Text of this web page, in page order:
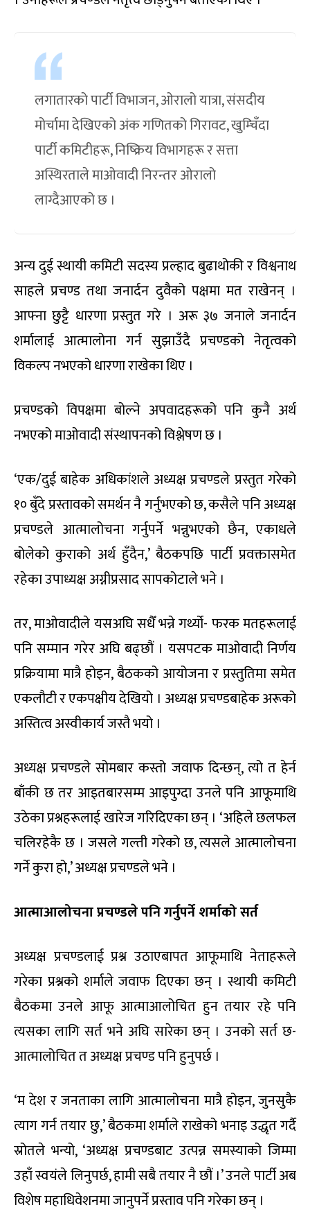
लगातारको पार्टी विभाजन, ओरालो यात्रा, संसदीय
मोर्चामा देखिएको अंक गणितको गिरावट, खुम्चिँदा
पार्टी कमिटीहरू, निष्क्रिय विभागहरू र सत्ता
अस्थिरताले माओवादी निरन्तर ओरालो
लाग्दैआएको छ ।
अन्य दुई स्थायी कमिटी सदस्य प्रल्हाद बुढाथोकी र विश्वनाथ
साहले प्रचण्ड तथा जनार्दन दुवैको पक्षमा मत राखेनन् ।
आफ्ना छुट्टै धारणा प्रस्तुत गरे । अरू ३७ जनाले जनार्दन
शर्मालाई आत्मालोना गर्न सुझाउँदै प्रचण्डको नेतृत्वको
विकल्प नभएको धारणा राखेका थिए ।
प्रचण्डको विपक्षमा बोल्ने अपवादहरूको पनि कुनै अर्थ
नभएको माओवादी संस्थापनको विश्लेषण छ ।
‘एक/दुई बाहेक अधिकांशले अध्यक्ष प्रचण्डले प्रस्तुत गरेको
१० बुँदे प्रस्तावको समर्थन नै गर्नुभएको छ, कसैले पनि अध्यक्ष
प्रचण्डले आत्मालोचना गर्नुपर्ने भन्नुभएको छैन, एकाधले
बोलेको कुराको अर्थ हुँदैन,’ बैठकपछि पार्टी प्रवक्तासमेत
रहेका उपाध्यक्ष अग्नीप्रसाद सापकोटाले भने ।
तर, माओवादीले यसअघि सधैँ भन्ने गर्थ्यो- फरक मतहरूलाई
पनि सम्मान गरेर अघि बढ्छौं । यसपटक माओवादी निर्णय
प्रक्रियामा मात्रै होइन, बैठकको आयोजना र प्रस्तुतिमा समेत
एकलौटी र एकपक्षीय देखियो । अध्यक्ष प्रचण्डबाहेक अरूको
अस्तित्व अस्वीकार्य जस्तै भयो ।
अध्यक्ष प्रचण्डले सोमबार कस्तो जवाफ दिन्छन्, त्यो त हेर्न
बाँकी छ तर आइतबारसम्म आइपुग्दा उनले पनि आफूमाथि
उठेका प्रश्नहरूलाई खारेज गरिदिएका छन् । ‘अहिले छलफल
चलिरहेकै छ । जसले गल्ती गरेको छ, त्यसले आत्मालोचना
गर्ने कुरा हो,’ अध्यक्ष प्रचण्डले भने ।
आत्माआलोचना प्रचण्डले पनि गर्नुपर्ने शर्माको सर्त
अध्यक्ष प्रचण्डलाई प्रश्न उठाएबापत आफूमाथि नेताहरूले
गरेका प्रश्नको शर्माले जवाफ दिएका छन् । स्थायी कमिटी
बैठकमा उनले आफू आत्माआलोचित हुन तयार रहे पनि
त्यसका लागि सर्त भने अघि सारेका छन् । उनको सर्त छ-
आत्मालोचित त अध्यक्ष प्रचण्ड पनि हुनुपर्छ ।
‘म देश र जनताका लागि आत्मालोचना मात्रै होइन, जुनसुकै
त्याग गर्न तयार छु,’ बैठकमा शर्माले राखेको भनाइ उद्धृत गर्दै
स्रोतले भन्यो, ‘अध्यक्ष प्रचण्डबाट उत्पन्न समस्याको जिम्मा
उहाँ स्वयंले लिनुपर्छ, हामी सबै तयार नै छौं ।’ उनले पार्टी अब
विशेष महाधिवेशनमा जानुपर्ने प्रस्ताव पनि गरेका छन् ।